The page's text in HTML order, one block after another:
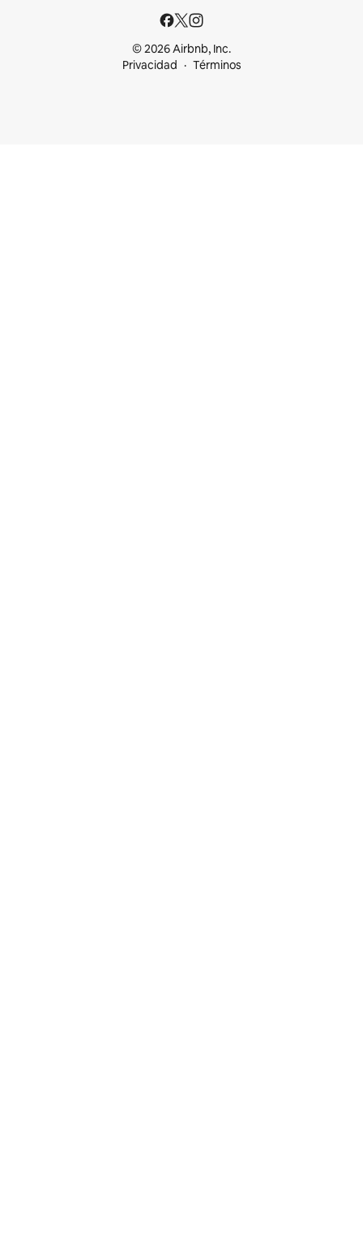
© 2026 Airbnb, Inc.
Privacidad
Términos